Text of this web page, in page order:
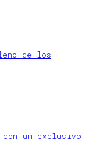
de los
un exclusivo